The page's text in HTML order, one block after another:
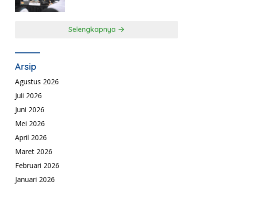
Selengkapnya
Arsip
Agustus 2026
Juli 2026
Juni 2026
Mei 2026
April 2026
Maret 2026
Februari 2026
Januari 2026